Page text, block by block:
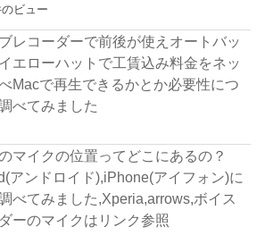
ビュー
レコーダーで前後が使えオートバッ
エローハットで工賃込み料金をネッ
Macで再生できるかとか必要性につ
べてみました
マイクの位置ってどこにあるの？
アンドロイド),iPhone(アイフォン)に
べてみました,Xperia,arrows,ボイス
ーのマイクはリンク参照